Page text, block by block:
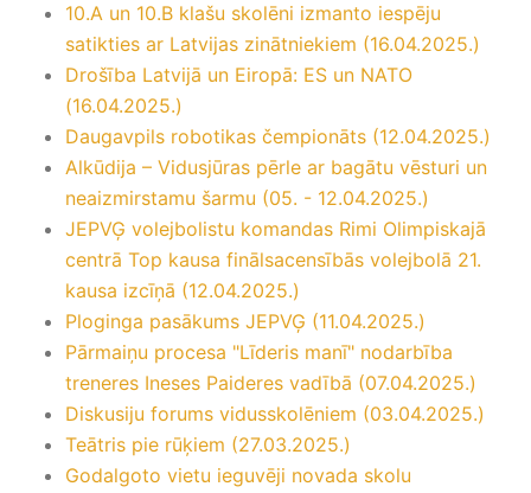
10.A un 10.B klašu skolēni izmanto iespēju
satikties ar Latvijas zinātniekiem (16.04.2025.)
Drošība Latvijā un Eiropā: ES un NATO
(16.04.2025.)
Daugavpils robotikas čempionāts (12.04.2025.)
Alkūdija – Vidusjūras pērle ar bagātu vēsturi un
neaizmirstamu šarmu (05. - 12.04.2025.)
JEPVĢ volejbolistu komandas Rimi Olimpiskajā
centrā Top kausa finālsacensībās volejbolā 21.
kausa izcīņā (12.04.2025.)
Ploginga pasākums JEPVĢ (11.04.2025.)
Pārmaiņu procesa "Līderis manī" nodarbība
treneres Ineses Paideres vadībā (07.04.2025.)
Diskusiju forums vidusskolēniem (03.04.2025.)
Teātris pie rūķiem (27.03.2025.)
Godalgoto vietu ieguvēji novada skolu